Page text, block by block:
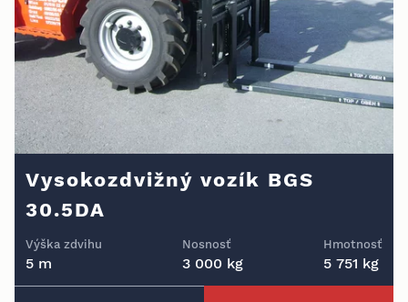
Vysokozdvižný vozík BGS
30.5DA
Výška zdvihu
5 m
Nosnosť
3 000 kg
Hmotnosť
5 751 kg